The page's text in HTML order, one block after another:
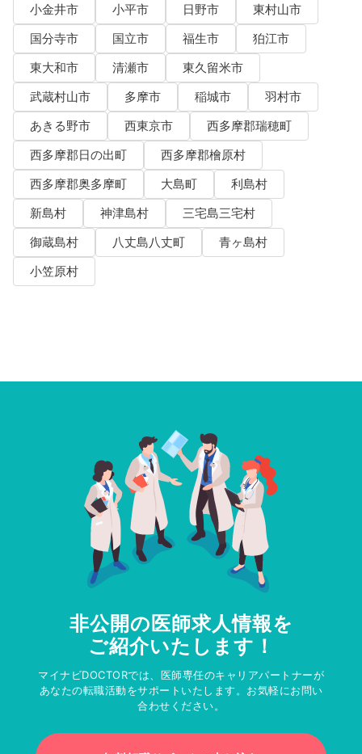
小金井市
小平市 日野市
東村山市
国分寺市
国立市 福生市
狛江市
東大和市
清瀬市
東久留米市
武蔵村山市
多摩市 稲城市
羽村市
あきる野市
西東京市
西多摩郡瑞穂町
西多摩郡日の出町
西多摩郡檜原村
西多摩郡奥多摩町
大島町
利島村
新島村
神津島村
三宅島三宅村
御蔵島村
八丈島八丈町
青ヶ島村
小笠原村
非公開の医師求人情報を
ご紹介いたします！
マイナビDOCTORでは、医師専任のキャリアパートナーが
あなたの転職活動をサポートいたします。お気軽にお問い
合わせください。